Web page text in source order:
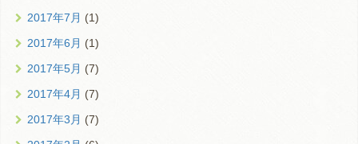
2017年7月 (1)
2017年6月 (1)
2017年5月 (7)
2017年4月 (7)
2017年3月 (7)